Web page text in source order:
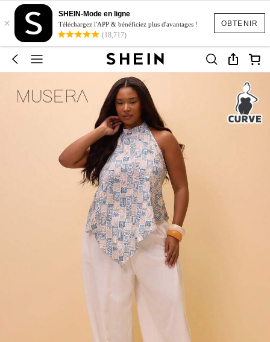
OBTENIR
×
SHEIN-Mode en ligne
Téléchargez l'APP & bénéficiez plus d'avantages !
(18,717)